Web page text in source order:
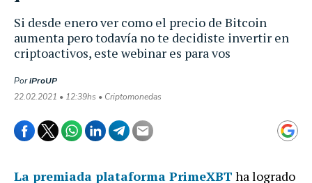
Si desde enero ver como el precio de Bitcoin
aumenta pero todavía no te decidiste invertir en
criptoactivos, este webinar es para vos
PoriProUP
22.02.2021 • 12:39hs • Criptomonedas
La premiada plataforma PrimeXBT ha logrado